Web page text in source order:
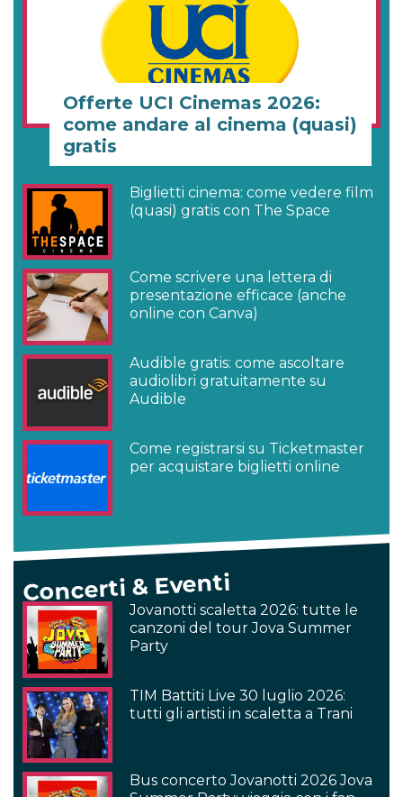
Offerte UCI Cinemas 2026:
come andare al cinema (quasi)
gratis
Biglietti cinema: come vedere film
(quasi) gratis con The Space
Come scrivere una lettera di
presentazione efficace (anche
online con Canva)
Audible gratis: come ascoltare
audiolibri gratuitamente su
Audible
Come registrarsi su Ticketmaster
per acquistare biglietti online
Concerti & Eventi
Jovanotti scaletta 2026: tutte le
canzoni del tour Jova Summer
Party
TIM Battiti Live 30 luglio 2026:
tutti gli artisti in scaletta a Trani
Bus concerto Jovanotti 2026 Jova